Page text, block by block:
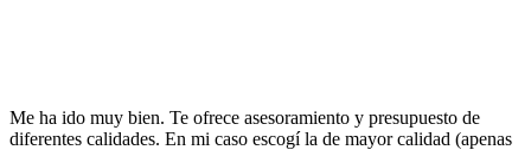
Me ha ido muy bien. Te ofrece asesoramiento y presupuesto de
diferentes calidades. En mi caso escogí la de mayor calidad (apenas